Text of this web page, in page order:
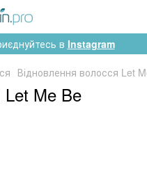
в Instagram
Відновлення волосся Let
Me Be